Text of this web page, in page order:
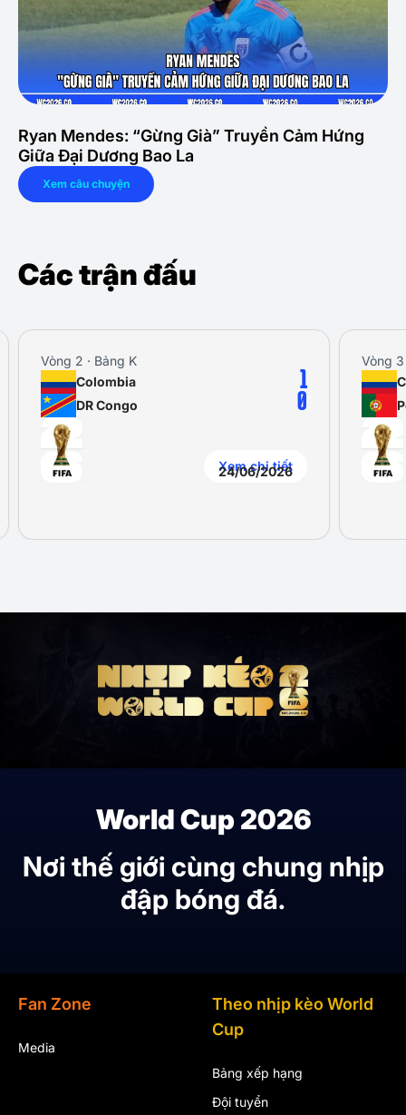
Ryan Mendes: “Gừng Già” Truyền Cảm Hứng
Giữa Đại Dương Bao La
Xem câu chuyện
Các trận đấu
Vòng 2 · Bảng K
24/06/2026
Colombia
DR Congo
Xem chi tiết
Vòng 3 ·
World Cup 2026
Nơi thế giới cùng chung nhịp
đập bóng đá.
Fan Zone
Media
Theo nhịp kèo World
Cup
Bảng xếp hạng
Đội tuyển